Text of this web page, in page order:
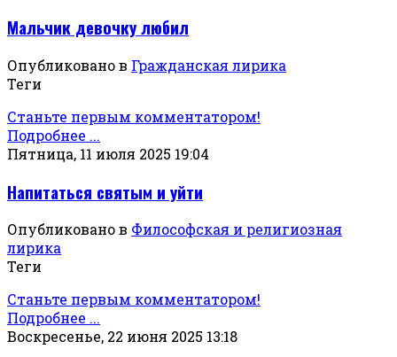
Мальчик девочку любил
Опубликовано в Гражданская лирика
Теги
Станьте первым комментатором!
Подробнее ...
Пятница, 11 июля 2025 19:04
Напитаться святым и уйти
Опубликовано в Философская и религиозная
лирика
Теги
Станьте первым комментатором!
Подробнее ...
Воскресенье, 22 июня 2025 13:18